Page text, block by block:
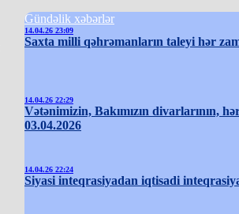
Gündəlik xəbərlər
14.04.26 23:09
Saxta milli qəhrəmanların taleyi hər
14.04.26 22:29
Vətənimizin, Bakımızın divarlarının,
03.04.2026
14.04.26 22:24
Siyasi inteqrasiyadan iqtisadi